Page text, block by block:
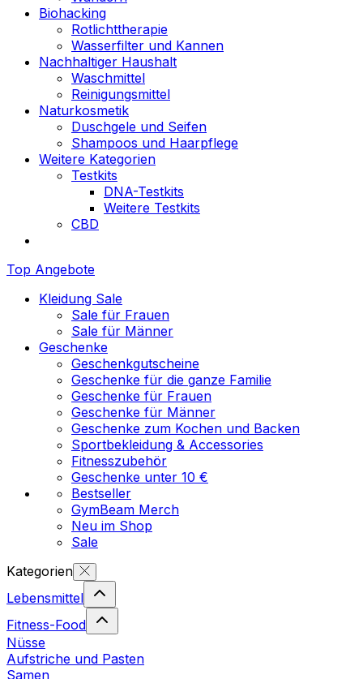
Biohacking
Rotlichttherapie
Wasserfilter und Kannen
Nachhaltiger Haushalt
Waschmittel
Reinigungsmittel
Naturkosmetik
Duschgele und Seifen
Shampoos und Haarpflege
Weitere Kategorien
Testkits
DNA-Testkits
Weitere Testkits
CBD
Top Angebote
Kleidung Sale
Sale für Frauen
Sale für Männer
Geschenke
Geschenkgutscheine
Geschenke für die ganze Familie
Geschenke für Frauen
Geschenke für Männer
Geschenke zum Kochen und Backen
Sportbekleidung & Accessories
Fitnesszubehör
Geschenke unter 10 €
Bestseller
GymBeam Merch
Neu im Shop
Sale
Kategorien
Lebensmittel
Fitness-Food
Nüsse
Aufstriche und Pasten
Samen